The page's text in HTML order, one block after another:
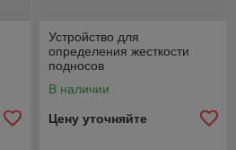
Устройство для
определения жесткости
подносов
В наличии
Цену уточняйте